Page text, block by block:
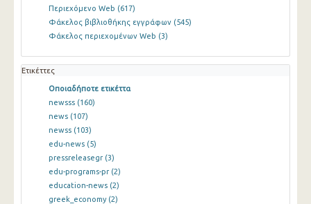
Περιεχόμενο Web (617)
Φάκελος βιβλιοθήκης εγγράφων (545)
Φάκελος περιεχομένων Web (3)
Ετικέττες
Οποιαδήποτε ετικέττα
newsss (160)
news (107)
newss (103)
edu-news (5)
pressreleasegr (3)
edu-programs-pr (2)
education-news (2)
greek_economy (2)